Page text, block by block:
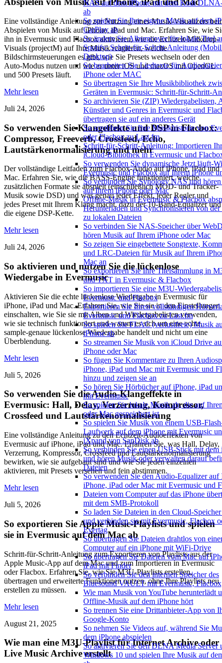
NAS auf dem iPhone mit dem Kodi
ab
So spielen Sie Ihre eigene Musik auf dem
CarPlay ab
So ändern Sie Albumcover für lokale Titel
Spotify: Schritt-für-Schritt-Anleitung
Desktop)
So bearbeiten Sie Liedtexte für
iPhone oder MAC
So übertragen Sie Ihre Musikbibliothek
Geräten in Evermusic: Schritt-für-Schritt-
So archivieren Sie (ZIP) Wiedergabelisten,
Künstler und Genres in Evermusic und
übertragen sie auf ein anderes Gerät
So scrobbeln Sie Ihre Musikhistorie von
oder Flacbox zu Last.fm
Schritt-für-Schritt-Anleitung: Importieren
iCloud-Bibliothek in Evermusic und
So verwenden Sie dynamische Jetzt läuft-
Evermusic und Flacbox auf Ihrem iPhone
So verbinden Sie Synology NAS und
auf Ihrem iPhone oder Mac
Offline-Musik in Evermusic & Flacbox
Herunterladen und Synchronisieren von
zu lokalen Dateien
So verbinden Sie NAS-Speicher über
hören Musik auf Ihrem iPhone oder Mac
So zeigen Sie eingebettete Songtexte,
und LRC-Dateien für Musik auf Ihrem
Mac an
So exportieren Sie Ihre Titelsammlung in
und TXT in Evermusic & Flacbox
So importieren Sie eine M3U-
Evermusic und Flacbox
Exportieren Sie Ihren vollständigen
Evermusic und Flacbox zu Last.fm
So spielen Sie FLAC (verlustfreie) Musik
iPhone ab
So streamen Sie Musik von iCloud Drive
iPhone oder Mac
So fügen Sie Kommentare zu Ihren
iPhone, iPad und Mac mit Evermusic und
hinzu und zeigen sie an
So hören Sie Hörbücher auf iPhone, iPad
mit Evermusic
So spielen Sie lokale Musik ab, die auf
oder Mac gespeichert ist
So spielen Sie Musik von einem USB-
Laufwerk auf dem iPhone mit Evermusic
iXpand von SanDisk ab
So verbinden Sie einen USB-Stick mit dem
und hören Musik oder verwalten darauf
Dateien
So verwenden Sie den Audio-Equalizer auf
iPhone, iPad oder Mac mit Evermusic und
Dateien vom Computer auf das iPhone
mit dem SMB-Protokoll
So laden Sie Dateien in den Cloud-
und verbinden sie mit Evermusic, Flacbox
Evertag
So übertragen Sie Dateien drahtlos von
Computer auf ein iPhone mit WiFi-Drive
So übertragen Sie Dateien vom Mac auf
iPad mit Finder
So verbinden Sie den internen Speicher des
Bluesound VAULT mit Evermusic,
Wie man Musik von YouTube herunterlädt
Offline-Musik auf dem iPhone hört
So trennen Sie eine Drittanbieter-App von
Google-Konto
So nehmen Sie Videos auf, während Sie
dem iPhone abspielen
So aktivieren Sie den DLNA Media Server
Windows 10 und spielen Ihre Musik auf
Eine vollständige Anleitung zur Nutzung eines Musik-Visualizers
Abspielen von Musik auf iPhone, iPad und Mac. Erfahren Sie, wie
ihn in Evermusic und Flacbox aktivieren, wie die Echtzeit-Milkdrop-
Visuals (projectM) auf Ihre Musik reagieren, welche
Bildschirmsteuerungen es gibt, wie Sie Presets wechseln oder den
Auto-Modus nutzen und wie er unter iOS und macOS mit OpenGL
und 500 Presets läuft.
Mehr lesen
Juli 24, 2026
So verwenden Sie Klangeffekte und DSP in Flacbox:
Compressor, Freeverb, Crossfeed, Echo,
Lautstärkenormalisierung und mehr
Der vollständige Leitfaden zum Flacbox-Audio auf iPhone, iPad und
Mac. Erfahren Sie, wie die BASS-Engine funktioniert, welche
zusätzlichen Formate sie abspielt (einschließlich MOD- und Tracker-
Musik sowie DSD) und was genau jeder Effekt, jeder Regler und
jedes Preset mit Ihrem Klang macht, dazu der 10-Band-Equalizer und
die eigene DSP-Kette.
Mehr lesen
Juli 24, 2026
So aktivieren und nutzen Sie die lückenlose
Wiedergabe in Evermusic
Aktivieren Sie die echte lückenlose Wiedergabe in Evermusic für
iPhone, iPad und Mac. Erfahren Sie, wie Sie sie in den Einstellungen
einschalten, wie Sie sie mit Alben und Wiedergabelisten verwenden,
wie sie technisch funktioniert und warum es sich um eine echte,
sample-genaue lückenlose Wiedergabe handelt und nicht um eine
Überblendung.
Mehr lesen
Juli 5, 2026
So verwenden Sie die Audio-Klangeffekte in
Evermusic: Hall, Delay, Verzerrung, Kompressor,
Crossfeed und Lautstärkenormalisierung
Eine vollständige Anleitung zu den Echtzeit-Audioeffekten von
Evermusic auf iPhone, iPad und Mac. Erfahren Sie, was Hall, Delay,
Verzerrung, Kompressor, Crossfeed und Lautstärkenormalisierung
bewirken, wie sie aufgebaut sind und wie Sie jeden einzelnen
aktivieren, mit Presets versehen und fein abstimmen.
Mehr lesen
Juli 5, 2026
So exportieren Sie Apple Music-Playlists und spielen
sie in Evermusic auf dem Mac ab
Schritt-für-Schritt-Anleitung zum Exportieren von Playlists aus der
Apple Music-App auf dem Mac und zum Importieren in Evermusic
oder Flacbox. Erfahren Sie, wie Sie M3U-Playlists erstellen,
übertragen und erweiterte Funktionen nutzen, ohne Ihre Playlists neu
erstellen zu müssen.
Mehr lesen
August 21, 2025
Wie man eine M3U-Playlist für Internet Archive oder
Live Music Archive erstellt